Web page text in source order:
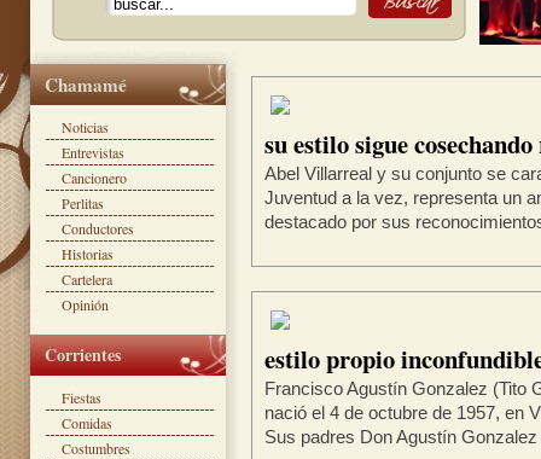
su estilo sigue
Abel Villarreal y su conjunto se
Juventud a la vez, representa un
destacado por sus
estilo propio
Francisco Agustín Gonzalez (Tito
nació el 4 de octubre de 1957, en
Sus padres Don Agustín
Chamamé
Noticias
Entrevistas
Cancionero
Perlitas
Conductores
Historias
Cartelera
Opinión
Corrientes
Fiestas
Comidas
Costumbres